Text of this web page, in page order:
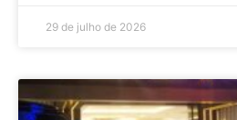
29 de julho de 2026